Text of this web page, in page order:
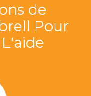
de
Pour